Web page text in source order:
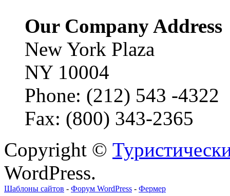
Our Company Address
New York Plaza
NY 10004
Phone: (212) 543 -4322
Fax: (800) 343-2365
Copyright ©
WordPress.
Шаблоны сайтов - Форум WordPress - Фермер